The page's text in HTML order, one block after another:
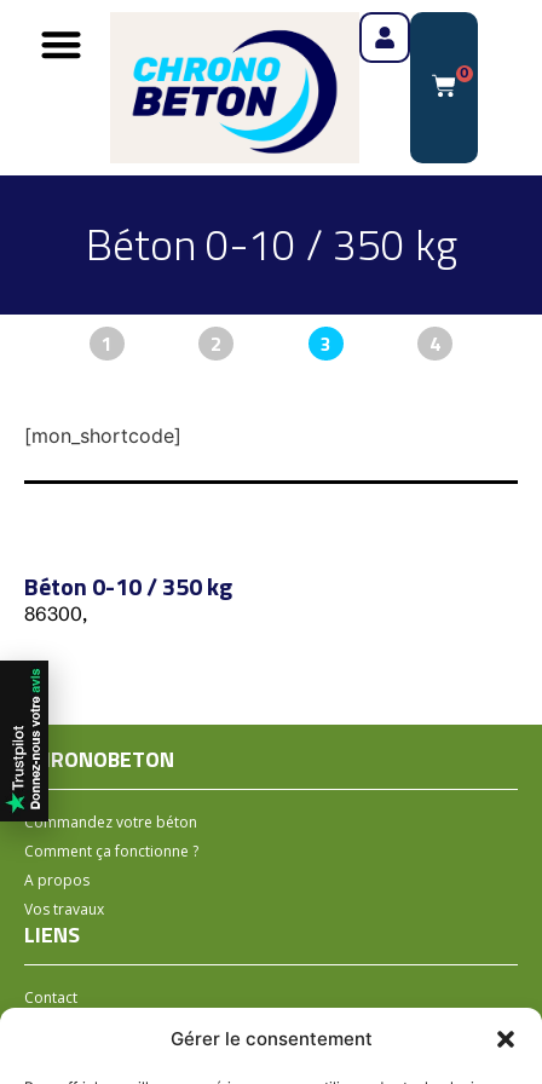
Gérer le consentement
0
Béton 0-10 / 350 kg
1 2 3 4
[mon_shortcode]
Béton 0-10 / 350 kg
86300,
CHRONOBETON
Commandez votre béton
Comment ça fonctionne ?
A propos
Vos travaux
LIENS
Contact